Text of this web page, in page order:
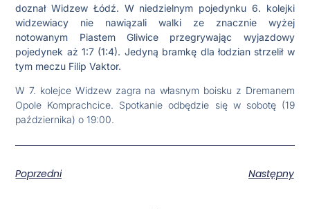
doznał Widzew Łódź. W niedzielnym pojedynku 6. kolejki
widzewiacy nie nawiązali walki ze znacznie wyżej
notowanym Piastem Gliwice przegrywając wyjazdowy
pojedynek aż 1:7 (1:4). Jedyną bramkę dla łodzian strzelił w
tym meczu Filip Vaktor.
W 7. kolejce Widzew zagra na własnym boisku z Dremanem
Opole Komprachcice. Spotkanie odbędzie się w sobotę (19
października) o 19:00.
Poprzedni Następny